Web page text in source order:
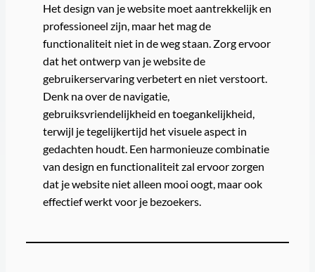
Het design van je website moet aantrekkelijk en
professioneel zijn, maar het mag de
functionaliteit niet in de weg staan. Zorg ervoor
dat het ontwerp van je website de
gebruikerservaring verbetert en niet verstoort.
Denk na over de navigatie,
gebruiksvriendelijkheid en toegankelijkheid,
terwijl je tegelijkertijd het visuele aspect in
gedachten houdt. Een harmonieuze combinatie
van design en functionaliteit zal ervoor zorgen
dat je website niet alleen mooi oogt, maar ook
effectief werkt voor je bezoekers.